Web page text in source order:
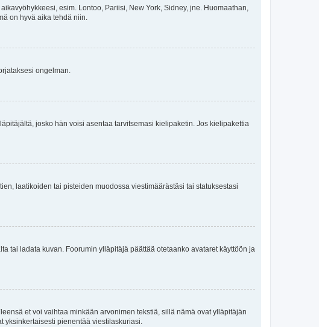
esim. Lontoo, Pariisi, New York, Sidney, jne. Huomaathan,
on hyvä aika tehdä niin.
ongelman.
josko hän voisi asentaa tarvitsemasi kielipaketin. Jos kielipakettia
laatikoiden tai pisteiden muodossa viestimäärästäsi tai statuksestasi
tai ladata kuvan. Foorumin ylläpitäjä päättää otetaanko avataret käyttöön ja
et voi vaihtaa minkään arvonimen tekstiä, sillä nämä ovat ylläpitäjän
pienentää viestilaskuriasi.